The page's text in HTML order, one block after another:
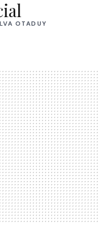
OTADUY